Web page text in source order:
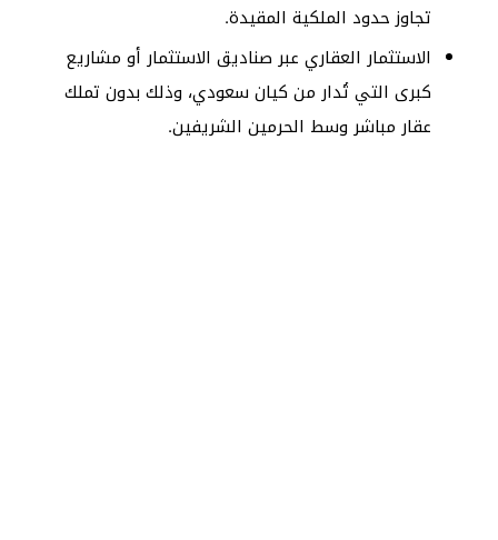
تجاوز حدود الملكية المقيدة.
الاستثمار العقاري عبر صناديق الاستثمار أو مشاريع
كبرى التي تُدار من كيان سعودي، وذلك بدون تملك
عقار مباشر وسط الحرمين الشريفين.